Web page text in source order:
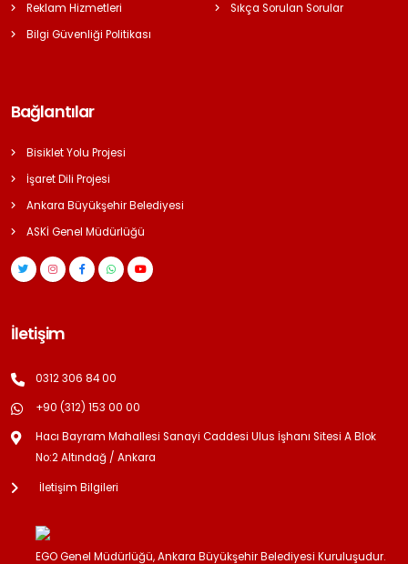
Reklam Hizmetleri
Bilgi Güvenliği Politikası
Sıkça Sorulan Sorular
Bağlantılar
Bisiklet Yolu Projesi
İşaret Dili Projesi
Ankara Büyükşehir Belediyesi
ASKİ Genel Müdürlüğü
İletişim
0312 306 84 00
+90 (312) 153 00 00
Hacı Bayram Mahallesi Sanayi Caddesi Ulus İşhanı Sitesi A Blok
No:2 Altındağ / Ankara
İletişim Bilgileri
EGO Genel Müdürlüğü, Ankara Büyükşehir Belediyesi Kuruluşudur.